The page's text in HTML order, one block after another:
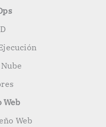
Web
Web